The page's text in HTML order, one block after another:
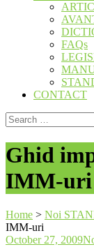
FAQs
CONTACT
Search
for:
Ghid
IMM-uri
Home > Noi
IMM-uri
October 27, 2009